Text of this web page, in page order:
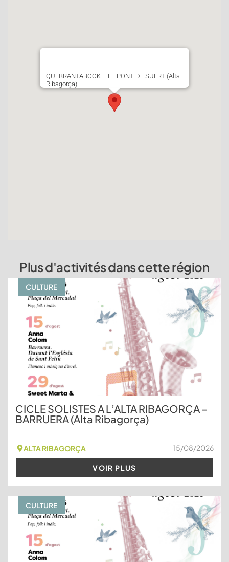
QUEBRANTABOOK – EL PONT DE SUERT (Alta
Ribagorça)
Plus d'activités dans cette région
CULTURE
CICLE SOLISTES A L’ALTA RIBAGORÇA –
BARRUERA (Alta Ribagorça)
ALTA RIBAGORÇA 15/08/2026
VOIR PLUS
CULTURE